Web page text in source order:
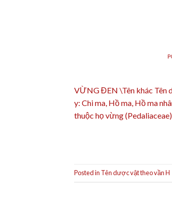
VỪNG ĐEN \Tên khác Tên
y: Chi ma, Hồ ma, Hồ ma
thuộc họ vừng
Posted in Tên dược vật theo vần H